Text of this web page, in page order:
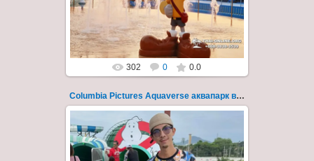
модернизации и смены...
Thai-Online
302 0 0.0
Columbia Pictures Aquaverse аквапарк в Паттайе 256
23.10.2022